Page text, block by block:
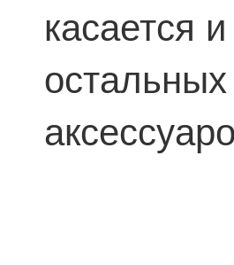
касается и
остальных